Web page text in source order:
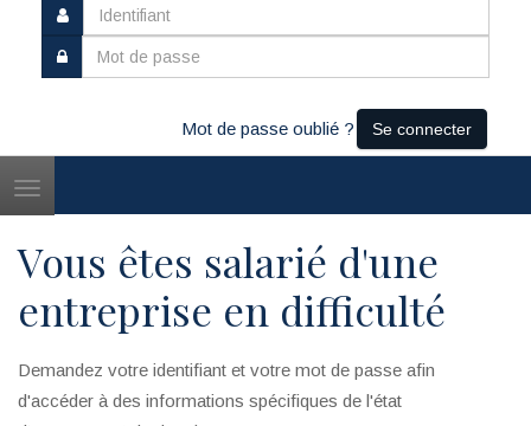
Mot de passe oublié ? Se connecter
Toggle
Vous êtes salarié d'une
entreprise en difficulté
Demandez votre identifiant et votre mot de passe afin
d'accéder à des informations spécifiques de l'état